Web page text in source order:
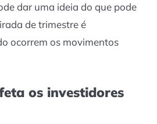
dar uma ideia do que pode
de trimestre é
ocorrem os movimentos
os investidores